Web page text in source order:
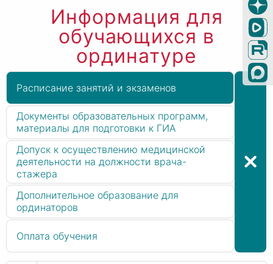
Информация для
обучающихся в
ординатуре
Расписание занятий и экзаменов
Документы образовательных программ,
материалы для подготовки к ГИА
Допуск к осуществлению медицинской
деятельности на должности врача-
стажера
Дополнительное образование для
ординаторов
Оплата обучения